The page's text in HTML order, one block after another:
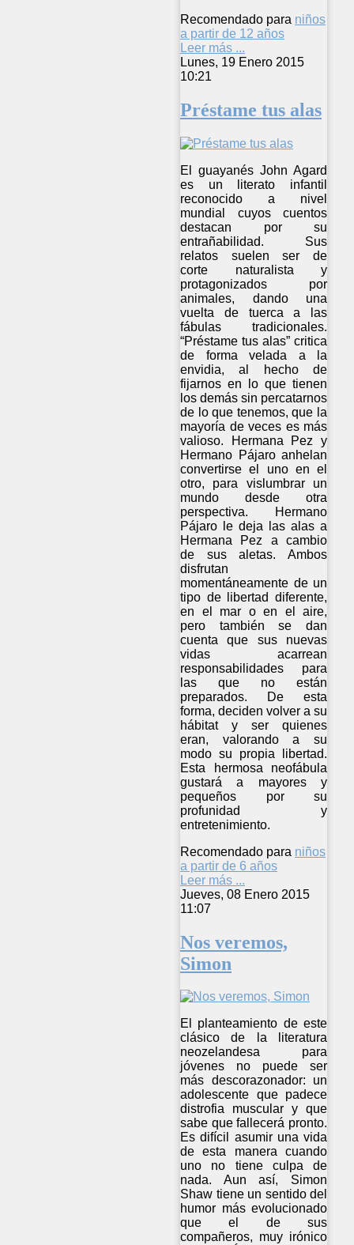
Recomendado para niños
a partir de 12 años
Leer más ...
Lunes, 19 Enero 2015
10:21
Préstame tus alas
El guayanés John Agard
es un literato infantil
reconocido a nivel
mundial cuyos cuentos
destacan por su
entrañabilidad. Sus
relatos suelen ser de
corte naturalista y
protagonizados por
animales, dando una
vuelta de tuerca a las
fábulas tradicionales.
“Préstame tus alas” critica
de forma velada a la
envidia, al hecho de
fijarnos en lo que tienen
los demás sin percatarnos
de lo que tenemos, que la
mayoría de veces es más
valioso. Hermana Pez y
Hermano Pájaro anhelan
convertirse el uno en el
otro, para vislumbrar un
mundo desde otra
perspectiva. Hermano
Pájaro le deja las alas a
Hermana Pez a cambio
de sus aletas. Ambos
disfrutan
momentáneamente de un
tipo de libertad diferente,
en el mar o en el aire,
pero también se dan
cuenta que sus nuevas
vidas acarrean
responsabilidades para
las que no están
preparados. De esta
forma, deciden volver a su
hábitat y ser quienes
eran, valorando a su
modo su propia libertad.
Esta hermosa neofábula
gustará a mayores y
pequeños por su
profunidad y
entretenimiento.
Recomendado para niños
a partir de 6 años
Leer más ...
Jueves, 08 Enero 2015
11:07
Nos veremos,
Simon
El planteamiento de este
clásico de la literatura
neozelandesa para
jóvenes no puede ser
más descorazonador: un
adolescente que padece
distrofia muscular y que
sabe que fallecerá pronto.
Es difícil asumir una vida
de esta manera cuando
uno no tiene culpa de
nada. Aun así, Simon
Shaw tiene un sentido del
humor más evolucionado
que el de sus
compañeros, muy irónico